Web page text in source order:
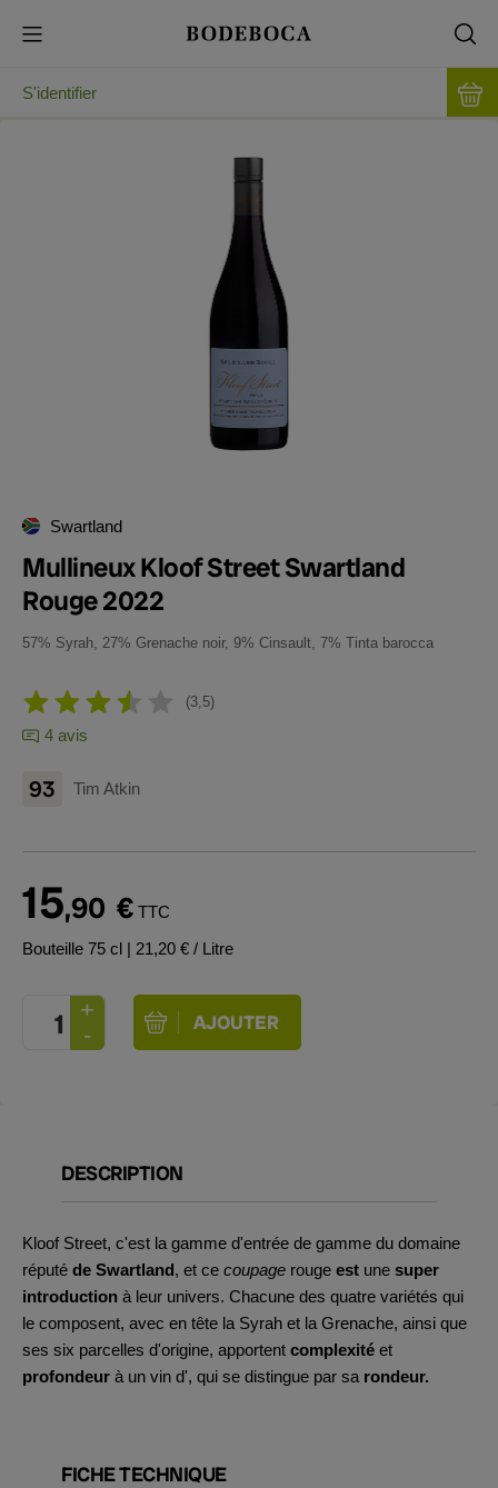
S'identifier
Swartland
Mullineux Kloof Street Swartland
Rouge 2022
57% Syrah, 27% Grenache noir, 9% Cinsault, 7% Tinta barocca
3,5
4 avis
93 Tim Atkin
15,90 € TTC
Bouteille 75 cl | 21,20 € / Litre
DESCRIPTION
Kloof Street, c'est la gamme d'entrée de gamme du domaine
réputé de Swartland, et ce coupage rouge est une super
introduction à leur univers. Chacune des quatre variétés qui
le composent, avec en tête la Syrah et la Grenache, ainsi que
ses six parcelles d'origine, apportent complexité et
profondeur à un vin d', qui se distingue par sa rondeur.
FICHE TECHNIQUE